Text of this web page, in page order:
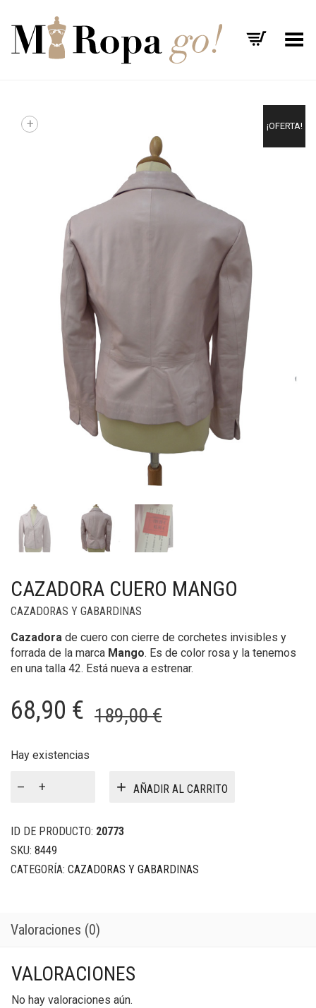
Menú
¡OFERTA!
+
CAZADORA CUERO MANGO
CAZADORAS Y GABARDINAS
Cazadora de cuero con cierre de corchetes invisibles y
forrada de la marca Mango. Es de color rosa y la tenemos
en una talla 42. Está nueva a estrenar.
189,00€El
era:
68,90 €
El
es:
Hay existencias
cantidad
AÑADIR AL CARRITO
ID DE PRODUCTO: 20773
SKU: 8449
CATEGORÍA: CAZADORAS Y GABARDINAS
Valoraciones (0)
VALORACIONES
No hay valoraciones aún.